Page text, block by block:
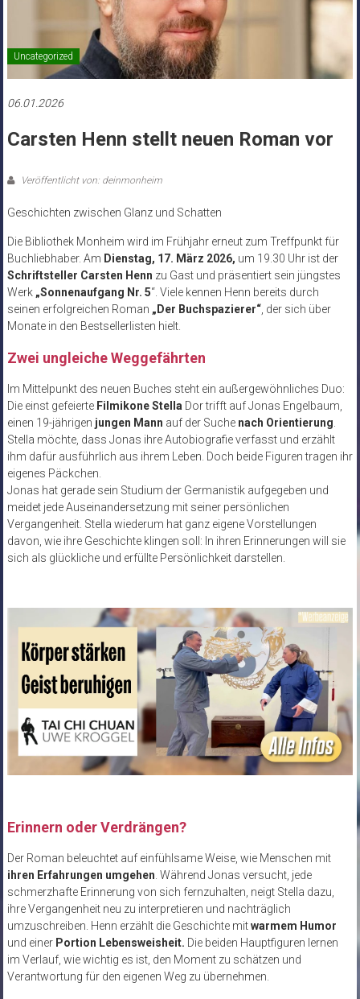
Uncategorized
06.01.2026
Carsten Henn stellt neuen Roman vor
Veröffentlicht von: deinmonheim
Geschichten zwischen Glanz und Schatten
Die Bibliothek Monheim wird im Frühjahr erneut zum Treffpunkt für
Buchliebhaber. Am Dienstag, 17. März 2026, um 19.30 Uhr ist der
Schriftsteller Carsten Henn zu Gast und präsentiert sein jüngstes
Werk „Sonnenaufgang Nr. 5“. Viele kennen Henn bereits durch
seinen erfolgreichen Roman „Der Buchspazierer“, der sich über
Monate in den Bestsellerlisten hielt.
Zwei ungleiche Weggefährten
Im Mittelpunkt des neuen Buches steht ein außergewöhnliches Duo:
Die einst gefeierte Filmikone StellaDor trifft auf Jonas Engelbaum,
einen 19-jährigen jungen Mann auf der Suchenach Orientierung.
Stella möchte, dass Jonas ihre Autobiografie verfasst und erzählt
ihm dafür ausführlich aus ihrem Leben. Doch beide Figuren tragen ihr
eigenes Päckchen.
Jonas hat gerade sein Studium der Germanistik aufgegeben und
meidet jede Auseinandersetzung mit seiner persönlichen
Vergangenheit. Stella wiederum hat ganz eigene Vorstellungen
davon, wie ihre Geschichte klingen soll: In ihren Erinnerungen will sie
sich als glückliche und erfüllte Persönlichkeit darstellen.
Erinnern oder Verdrängen?
Der Roman beleuchtet auf einfühlsame Weise, wie Menschen mit
ihren Erfahrungen umgehen . Während Jonas versucht, jede
schmerzhafte Erinnerung von sich fernzuhalten, neigt Stella dazu,
ihre Vergangenheit neu zu interpretieren und nachträglich
umzuschreiben. Henn erzählt die Geschichte mitwarmem Humor
und einerPortion Lebensweisheit. Die beiden Hauptfiguren lernen
im Verlauf, wie wichtig es ist, den Moment zu schätzen und
Verantwortung für den eigenen Weg zu übernehmen.